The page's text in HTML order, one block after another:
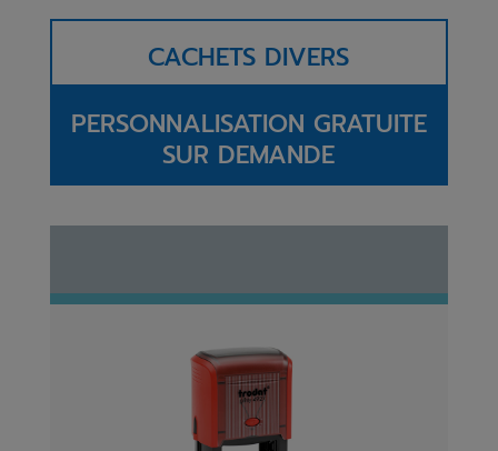
CACHETS DIVERS
PERSONNALISATION GRATUITE
SUR DEMANDE